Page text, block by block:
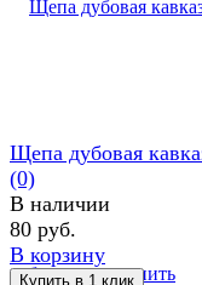
избранное сравнить
Щепа дубовая
(0)
В наличии
80 руб.
В корзину